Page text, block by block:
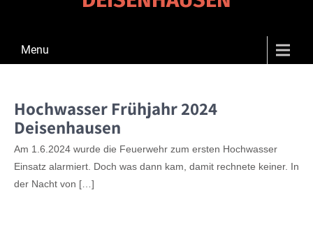
Menu
Hochwasser Frühjahr 2024
Deisenhausen
Am 1.6.2024 wurde die Feuerwehr zum ersten Hochwasser
Einsatz alarmiert. Doch was dann kam, damit rechnete keiner. In
der Nacht von […]